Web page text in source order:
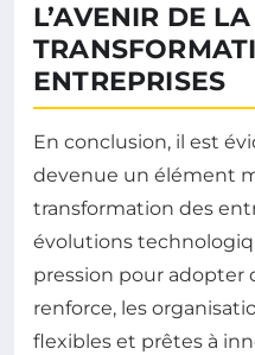
L’AVENIR DE
ENTREPRISES
En conclusion, il est
devenue un élément
transformation des
évolutions
pression pour adopter
renforce, les
flexibles et prêtes à